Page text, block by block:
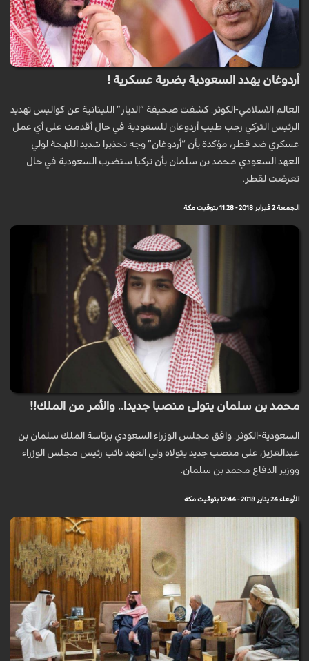
أردوغان يهدد السعودية بضربة عسكرية !
العالم الاسلامي-الكوثر: كشفت صحيفة “الديار” اللبنانية عن كواليس تهديد
الرئيس التركي رجب طيب أردوغان للسعودية في حال أقدمت على أي عمل
عسكري ضد قطر، مؤكدة بأن “أردوغان” وجه تحذيرا شديد اللهجة لولي
العهد السعودي محمد بن سلمان بأن تركيا ستضرب السعودية في حال
تعرضت لقطر.
الجمعة 2 فبراير 2018 - 11:28 بتوقيت مكة
محمد بن سلمان يتولى منصبا جديدا.. والأمر من الملك!!
السعودية-الكوثر: وافق مجلس الوزراء السعودي برئاسة الملك سلمان بن
عبدالعزيز، على منصب جديد يتولاه ولي العهد نائب رئيس مجلس الوزراء
ووزير الدفاع محمد بن سلمان.
الأربعاء 24 يناير 2018 - 12:44 بتوقيت مكة